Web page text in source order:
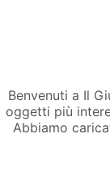
Benvenuti a Il
oggetti più
Abbiamo